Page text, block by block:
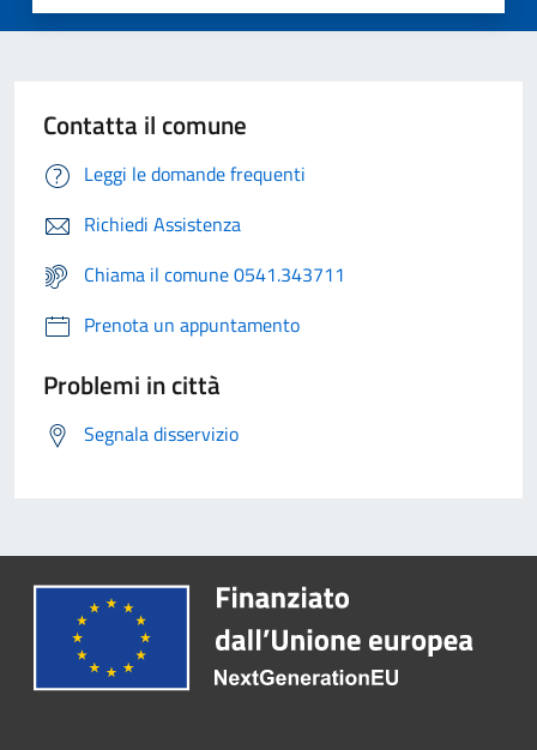
Contatta il comune
Leggi le domande frequenti
Richiedi Assistenza
Chiama il comune 0541.343711
Prenota un appuntamento
Problemi in città
Segnala disservizio